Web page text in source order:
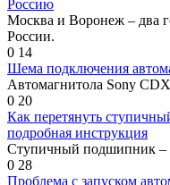
Россию
Москва и Воронеж – два
России.
0 14
Шема подключения
Автомагнитола Sony
0 20
Как перетянуть
подробная инструкция
Ступичный подшипник –
0 28
Проблема с запуском